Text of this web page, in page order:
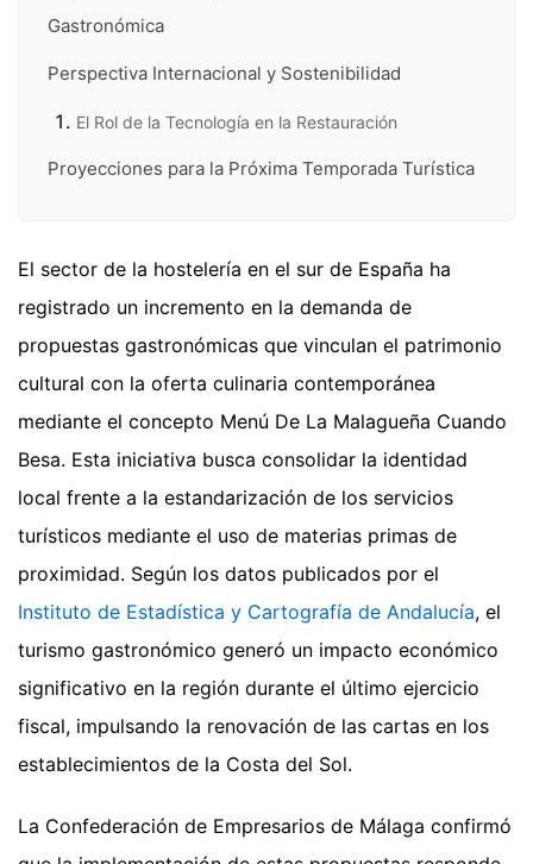
Gastronómica
Perspectiva Internacional y Sostenibilidad
El Rol de la Tecnología en la Restauración
Proyecciones para la Próxima Temporada Turística
El sector de la hostelería en el sur de España ha
registrado un incremento en la demanda de
propuestas gastronómicas que vinculan el patrimonio
cultural con la oferta culinaria contemporánea
mediante el concepto Menú De La Malagueña Cuando
Besa. Esta iniciativa busca consolidar la identidad
local frente a la estandarización de los servicios
turísticos mediante el uso de materias primas de
proximidad. Según los datos publicados por el
Instituto de Estadística y Cartografía de Andalucía, el
turismo gastronómico generó un impacto económico
significativo en la región durante el último ejercicio
fiscal, impulsando la renovación de las cartas en los
establecimientos de la Costa del Sol.
La Confederación de Empresarios de Málaga confirmó